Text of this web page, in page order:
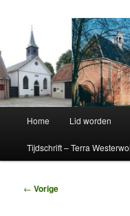
Home Lid worden
Tijdschrift – Terra
Bericht
← Vorige